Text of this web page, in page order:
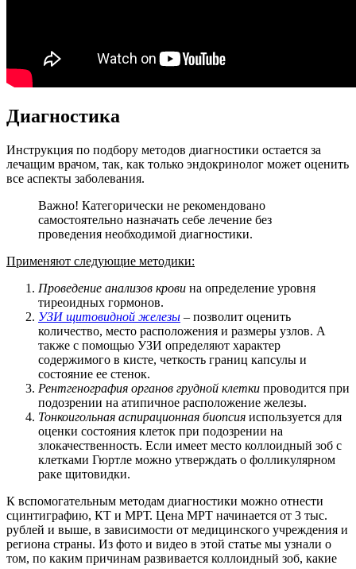
Диагностика
Инструкция по подбору методов диагностики остается за
лечащим врачом, так, как только эндокринолог может оценить
все аспекты заболевания.
Важно! Категорически не рекомендовано
самостоятельно назначать себе лечение без
проведения необходимой диагностики.
Применяют следующие методики:
Проведение анализов крови на определение уровня
тиреоидных гормонов.
УЗИ щитовидной железы – позволит оценить
количество, место расположения и размеры узлов. А
также с помощью УЗИ определяют характер
содержимого в кисте, четкость границ капсулы и
состояние ее стенок.
Рентгенография органов грудной клетки проводится при
подозрении на атипичное расположение железы.
Тонкоигольная аспирационная биопсия используется для
оценки состояния клеток при подозрении на
злокачественность. Если имеет место коллоидный зоб с
клетками Гюртле можно утверждать о фолликулярном
раке щитовидки.
К вспомогательным методам диагностики можно отнести
сцинтиграфию, КТ и МРТ. Цена МРТ начинается от 3 тыс.
рублей и выше, в зависимости от медицинского учреждения и
региона страны. Из фото и видео в этой статье мы узнали о
том, по каким причинам развивается коллоидный зоб, какие